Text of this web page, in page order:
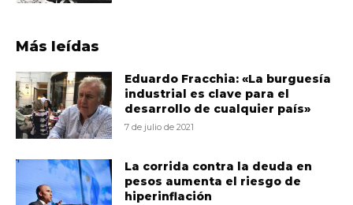
Más leídas
Eduardo Fracchia: «La burguesía
industrial es clave para el
desarrollo de cualquier país»
7 de julio de 2021
La corrida contra la deuda en
pesos aumenta el riesgo de
hiperinflación